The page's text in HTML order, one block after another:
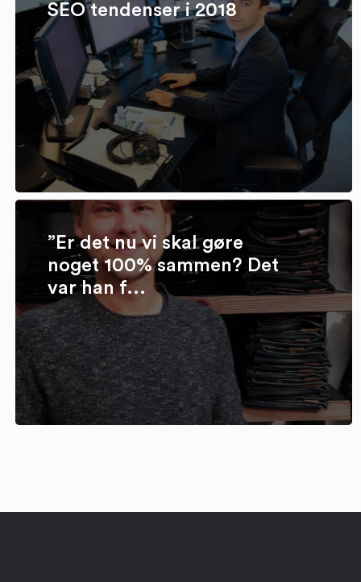
SEO tendenser i 2018
”Er det nu vi skal gøre
noget 100% sammen? Det
var han f...